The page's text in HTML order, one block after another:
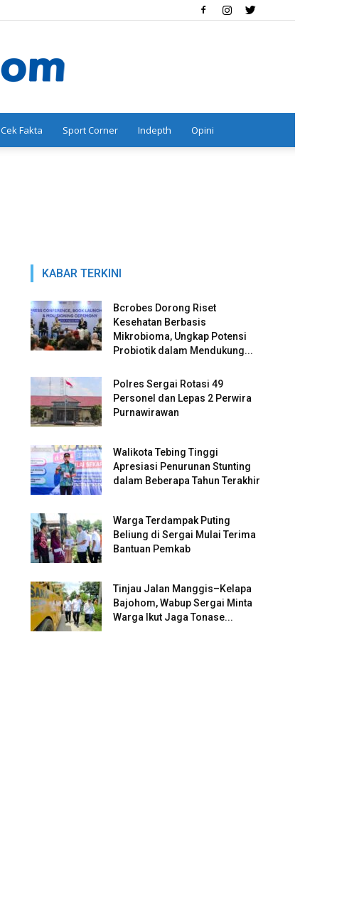
Cek Fakta Sport Corner Indepth Opini
KABAR TERKINI
Bcrobes Dorong Riset
Kesehatan Berbasis
Mikrobioma, Ungkap Potensi
Probiotik dalam Mendukung...
Polres Sergai Rotasi 49
Personel dan Lepas 2 Perwira
Purnawirawan
Walikota Tebing Tinggi
Apresiasi Penurunan Stunting
dalam Beberapa Tahun Terakhir
Warga Terdampak Puting
Beliung di Sergai Mulai Terima
Bantuan Pemkab
Tinjau Jalan Manggis–Kelapa
Bajohom, Wabup Sergai Minta
Warga Ikut Jaga Tonase...